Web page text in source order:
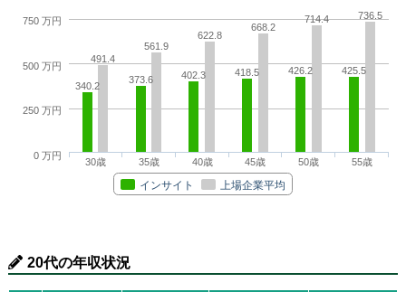
340.2
373.6 402.3 418.5 426.2 425.5
491.4
561.9
622.8
668.2
714.4 736.5
インサイト 上場企業平均
30歳 35歳 40歳 45歳 50歳 55歳
0 万円
250 万円
500 万円
750 万円
20代の年収状況